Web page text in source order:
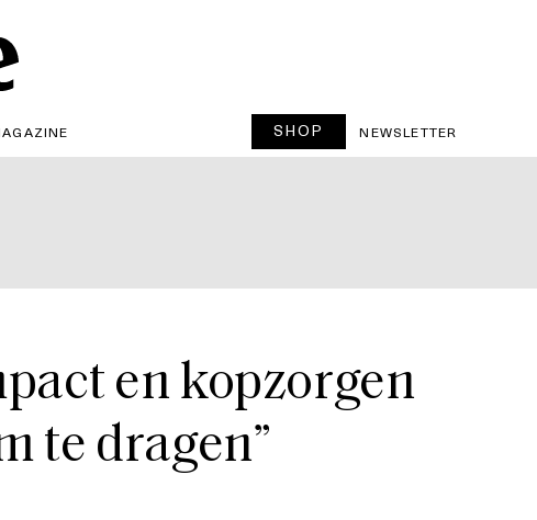
SHOP NEWSLETTER
en kopzorgen
te dragen”